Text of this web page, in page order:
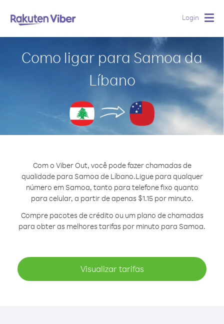
Login
Como ligar para Samoa da
Líbano
Com o Viber Out, você pode fazer chamadas de
qualidade para Samoa de Líbano.Ligue para qualquer
número em Samoa, tanto para telefone fixo quanto
para celular, a partir de apenas $1.15 por minuto.
Compre pacotes de crédito ou um plano de chamadas
para obter as melhores tarifas por minuto para Samoa.
Visualizar tarifas